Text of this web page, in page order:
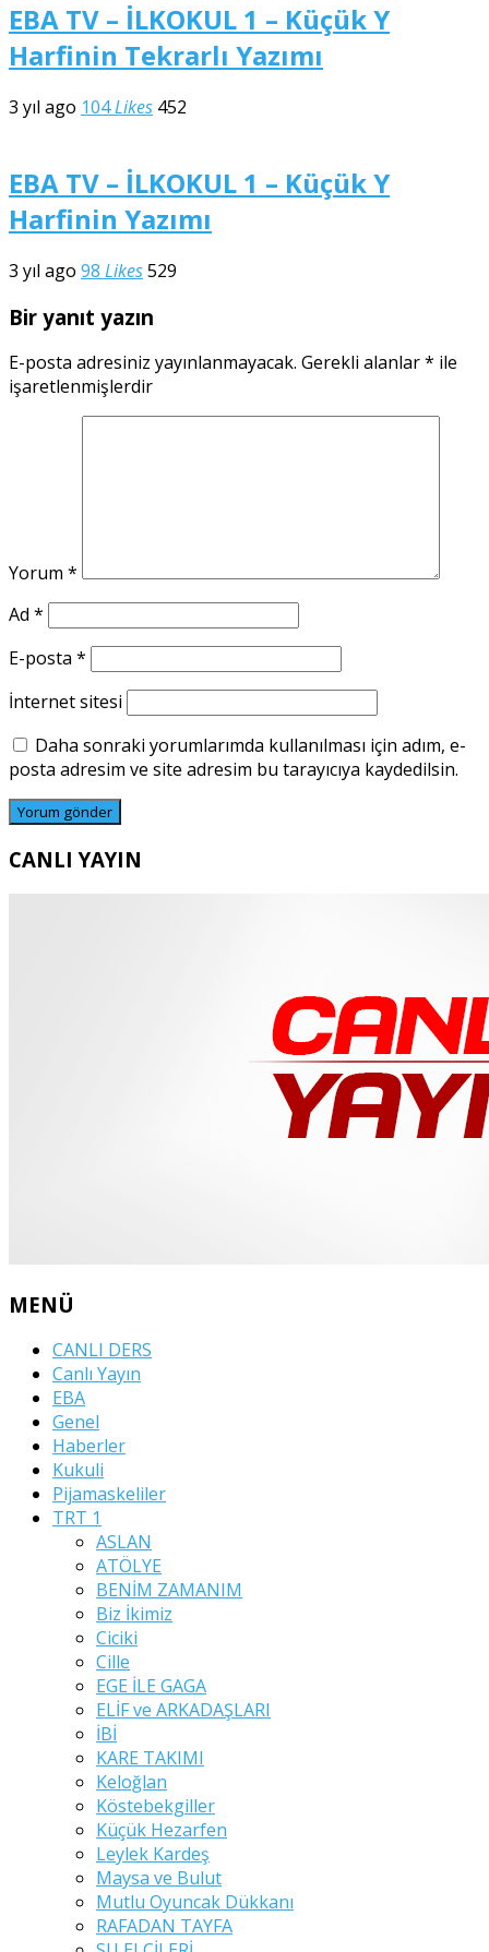
EBA TV – İLKOKUL 1 – Küçük Y
Harfinin Tekrarlı Yazımı
3 yıl ago 104Likes 452
EBA TV – İLKOKUL 1 – Küçük Y
Harfinin Yazımı
3 yıl ago 98 Likes529
Bir yanıt yazın
E-posta adresiniz yayınlanmayacak. Gerekli alanlar* ile
işaretlenmişlerdir
Yorum *
Ad *
E-posta *
İnternet sitesi
Daha sonraki yorumlarımda kullanılması için adım, e-
posta adresim ve site adresim bu tarayıcıya kaydedilsin.
CANLI YAYIN
MENÜ
CANLI DERS
Canlı Yayın
EBA
Genel
Haberler
Kukuli
Pijamaskeliler
TRT 1
ASLAN
ATÖLYE
BENİM ZAMANIM
Biz İkimiz
Ciciki
Cille
EGE İLE GAGA
ELİF ve ARKADAŞLARI
İBİ
KARE TAKIMI
Keloğlan
Köstebekgiller
Küçük Hezarfen
Leylek Kardeş
Maysa ve Bulut
Mutlu Oyuncak Dükkanı
RAFADAN TAYFA